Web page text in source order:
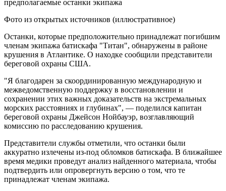
Фото из открытых источников (иллюстративное)
Останки, которые предположительно принадлежат погибшим
членам экипажа батискафа "Титан", обнаружены в районе
крушения в Атлантике. О находке сообщили представители
береговой охраны США.
"Я благодарен за скоординированную международную и
межведомственную поддержку в восстановлении и
сохранении этих важных доказательств на экстремальных
морских расстояниях и глубинах", — поделился капитан
береговой охраны Джейсон Нойбауэр, возглавляющий
комиссию по расследованию крушения.
Представители службы отметили, что останки были
аккуратно излечены из-под обломков батискафа. В ближайшее
время медики проведут анализ найденного материала, чтобы
подтвердить или опровергнуть версию о том, что те
принадлежат членам экипажа.